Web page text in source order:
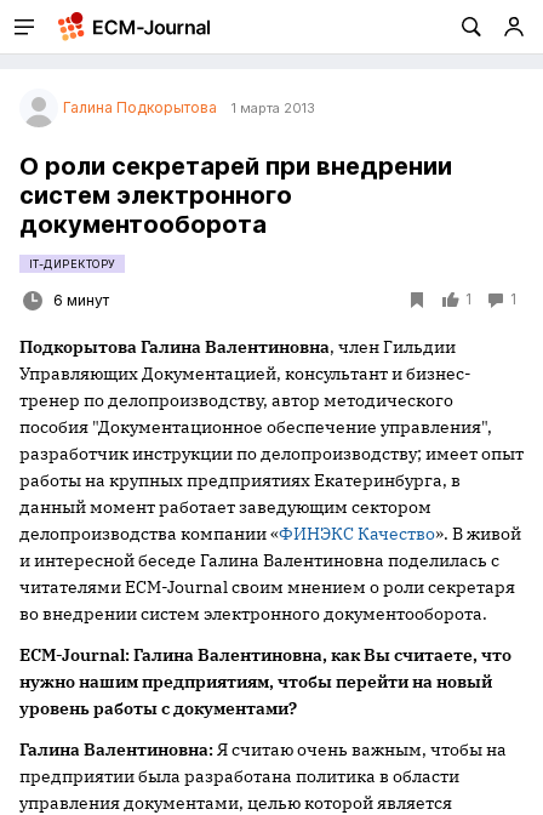
Галина Подкорытова 1 марта 2013
О роли секретарей при внедрении
систем электронного
документооборота
IT-ДИРЕКТОРУ
6 минут 1 1
Подкорытова Галина Валентиновна, член Гильдии
Управляющих Документацией, консультант и бизнес-
тренер по делопроизводству, автор методического
пособия "Документационное обеспечение управления",
разработчик инструкции по делопроизводству; имеет опыт
работы на крупных предприятиях Екатеринбурга, в
данный момент работает заведующим сектором
делопроизводства компании «ФИНЭКС Качество». В живой
и интересной беседе Галина Валентиновна поделилась с
читателями ECM-Journal своим мнением о роли секретаря
во внедрении систем электронного документооборота.
ECM-Journal: Галина Валентиновна, как Вы считаете, что
нужно нашим предприятиям, чтобы перейти на новый
уровень работы с документами?
Галина Валентиновна:Я считаю очень важным, чтобы на
предприятии была разработана политика в области
управления документами, целью которой является